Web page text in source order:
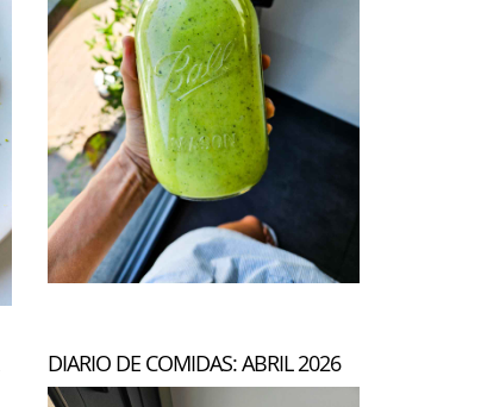
DIARIO DE COMIDAS: ABRIL 2026